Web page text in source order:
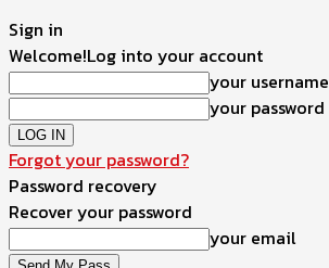
Sign in
Welcome!Log into your account
your username
your password
Forgot your password?
Password recovery
Recover your password
your email